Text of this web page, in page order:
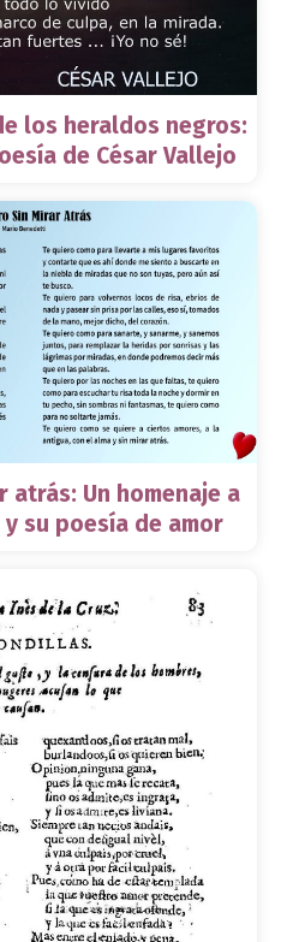
los heraldos negros:
de César Vallejo
atrás: Un homenaje a
su poesía de amor